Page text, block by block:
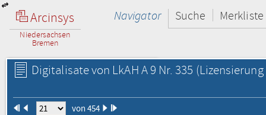
Arcinsys
Niedersachsen
Bremen
Navigator Suche Merkliste
Digitalisate von LkAH A 9 Nr. 335
von 454